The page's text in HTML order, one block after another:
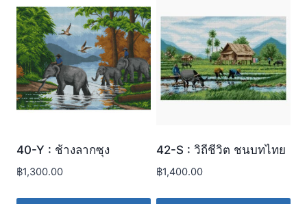
40-Y : ช้างลากซุง
฿1,300.00
42-S : วิถีชีวิต ชนบทไทย
฿1,400.00